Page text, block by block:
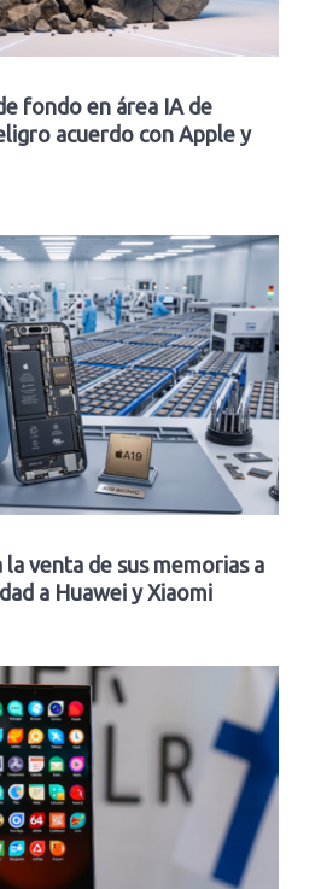
fondo en área IA de
acuerdo con Apple y
la venta de sus memorias a
a Huawei y Xiaomi